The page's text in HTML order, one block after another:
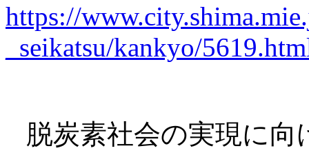
https://
_seikatsu/kankyo/
脱炭素社会の実現に向